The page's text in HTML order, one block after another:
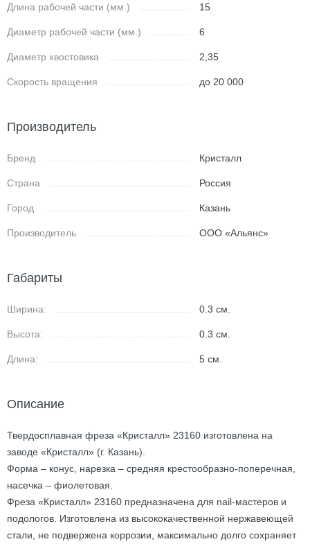
Длина рабочей части (мм.) 15
Диаметр рабочей части (мм.) 6
Диаметр хвостовика 2,35
Скорость вращения до 20 000
Производитель
Бренд Кристалл
Страна Россия
Город Казань
Производитель ООО «Альянс»
Габариты
Ширина: 0.3см.
Высота: 0.3см.
Длина: 5см.
Описание
Твердосплавная фреза «Кристалл» 23160 изготовлена на
заводе «Кристалл» (г. Казань).
Форма – конус, нарезка – средняя крестообразно-поперечная,
насечка – фиолетовая.
Фреза «Кристалл» 23160 предназначена для nail-мастеров и
подологов. Изготовлена из высококачественной нержавеющей
стали, не подвержена коррозии, максимально долго сохраняет